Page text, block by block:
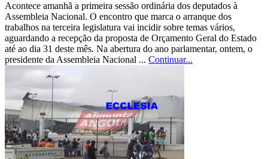
Acontece amanhã a primeira sessão ordinária dos deputados à
Assembleia Nacional. O encontro que marca o arranque dos
trabalhos na terceira legislatura vai incidir sobre temas vários,
aguardando a recepção da proposta de Orçamento Geral do Estado
até ao dia 31 deste mês. Na abertura do ano parlamentar, ontem, o
presidente da Assembleia Nacional ... Continuar...